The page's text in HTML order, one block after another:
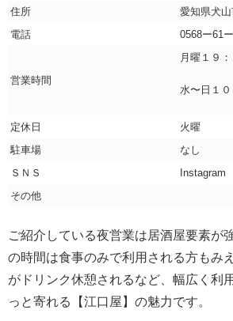
住所
愛知県犬
電話
0568ー61
営業時間
月曜１９
水〜日１
定休日
火曜
駐車場
なし
ＳＮＳ
Instagram
その他
ご紹介している夜営業は居酒屋要素が
の時間は食事のみで利用される方もみ
がドリンク休憩されるなど、幅広く利
っと寄れる【江口屋】の魅力です。